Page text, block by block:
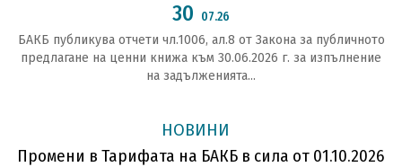
30 07.26
БАКБ публикува отчети чл.1006, ал.8 от Закона за публичното
предлагане на ценни книжа към 30.06.2026 г. за изпълнение
на задълженията...
НОВИНИ
Промени в Тарифата на БАКБ в сила от 01.10.2026